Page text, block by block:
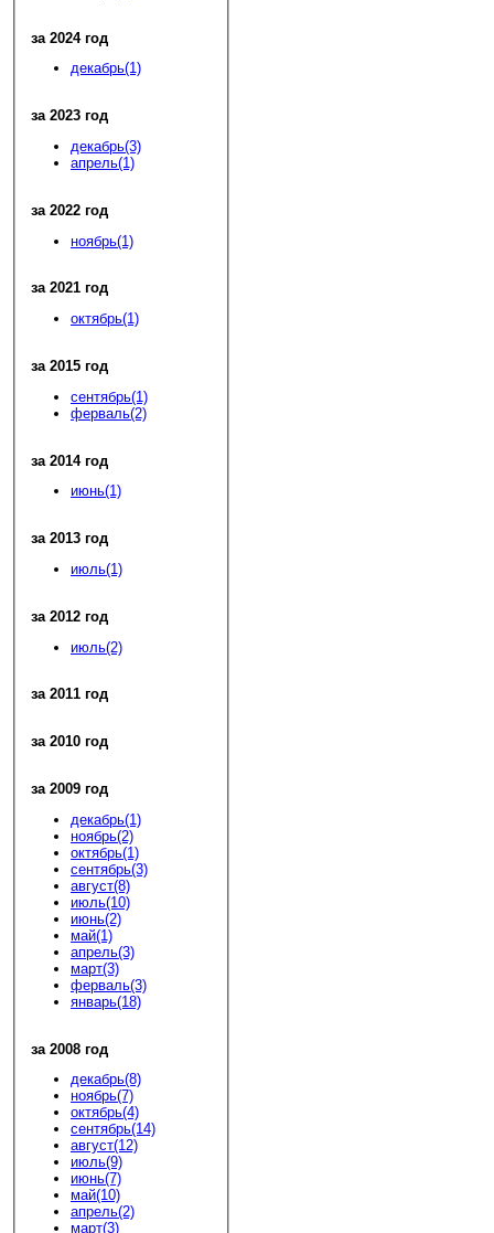
за 2024 год
декабрь(1)
за 2023 год
декабрь(3)
апрель(1)
за 2022 год
ноябрь(1)
за 2021 год
октябрь(1)
за 2015 год
сентябрь(1)
ферваль(2)
за 2014 год
июнь(1)
за 2013 год
июль(1)
за 2012 год
июль(2)
за 2011 год
за 2010 год
за 2009 год
декабрь(1)
ноябрь(2)
октябрь(1)
сентябрь(3)
август(8)
июль(10)
июнь(2)
май(1)
апрель(3)
март(3)
ферваль(3)
январь(18)
за 2008 год
декабрь(8)
ноябрь(7)
октябрь(4)
сентябрь(14)
август(12)
июль(9)
июнь(7)
май(10)
апрель(2)
март(3)